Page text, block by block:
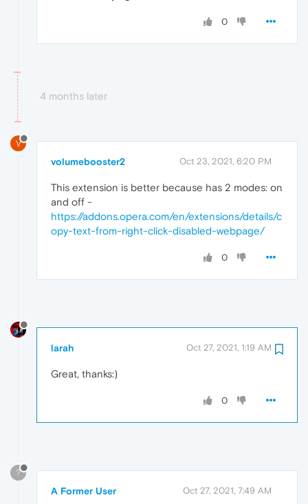
0
4 months later
V
volumebooster2 Oct 23, 2021, 6:20 PM
This extension is better because has 2 modes: on
and off -
https://addons.opera.com/en/extensions/details/c
opy-text-from-right-click-disabled-webpage/
0
larah Oct 27, 2021, 1:19 AM
Great, thanks:)
0
?
A Former User Oct 27, 2021, 7:49 AM